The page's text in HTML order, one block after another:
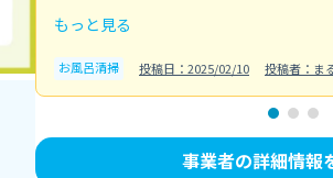
もっと見る
お風呂清掃 投稿日：2025/02/10 投稿者：ま
事業者の詳細情報